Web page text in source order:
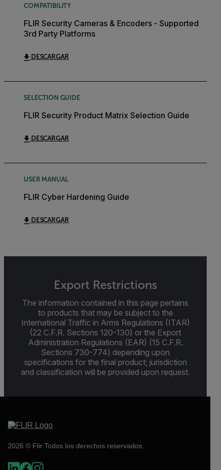
COMPATIBILITY
FLIR Security Cameras & Encoders - Supported
3rd Party Platforms
DESCARGAR
SELECTION GUIDE
FLIR Security Product Matrix Selection Guide
DESCARGAR
USER MANUAL
FLIR Cyber Hardening Guide
DESCARGAR
Export Restrictions
The information contained in this page pertains
to products that may be subject to the
International Traffic in Arms Regulations (ITAR)
(22 C.F.R. Sections 120-130) or the Export
Administration Regulations (EAR) (15 C.F.R.
Sections 730-774) depending upon
specifications for the final product; jurisdiction
and classification will be provided upon request.
2026 © Flir Todos los derechos reservados.